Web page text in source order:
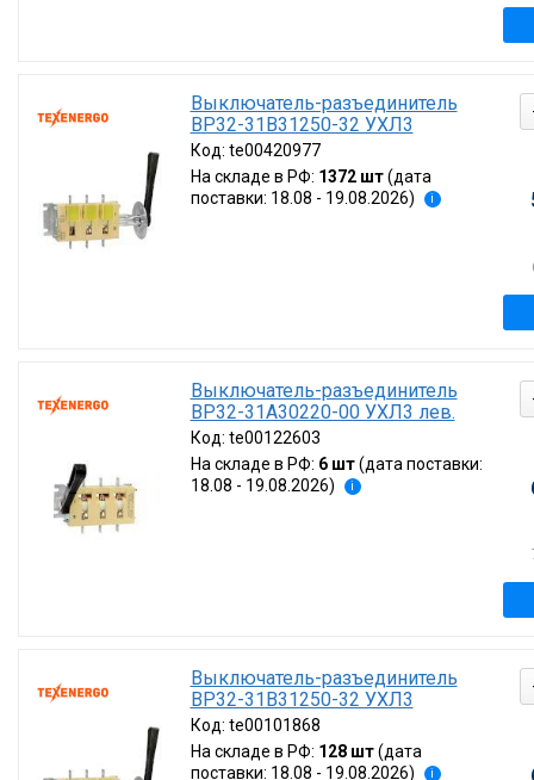
Выключатель-разъединитель
ВР32-31В31250-32 УХЛ3
Код: te00420977
На складе в РФ: 1372 шт (дата
поставки: 18.08 - 19.08.2026)
i
Выключатель-разъединитель
ВР32-31А30220-00 УХЛ3 лев.
Код: te00122603
На складе в РФ: 6 шт (дата поставки:
18.08 - 19.08.2026)
i
Выключатель-разъединитель
ВР32-31В31250-32 УХЛ3
Код: te00101868
На складе в РФ: 128 шт (дата
поставки: 18.08 - 19.08.2026)
i